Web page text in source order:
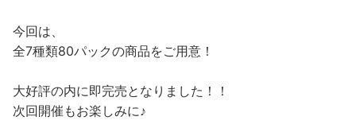
今回は、
全7種類80パックの商品をご用意！
大好評の内に即完売となりました！！
次回開催もお楽しみに♪